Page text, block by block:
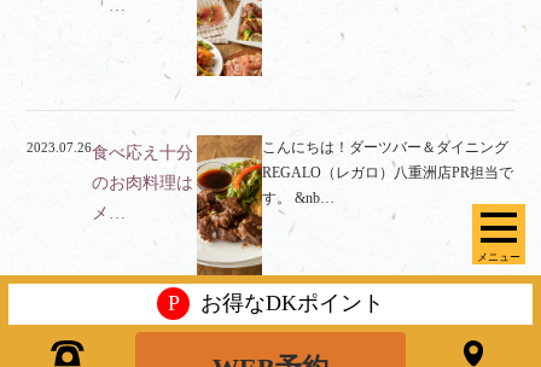
メニュー
「…
2023.07.26食べ応え十分
のお肉料理は
メ…
こんにちは！ダーツバー＆ダイニング
REGALO（レガロ）八重洲店PR担当で
す。 &nb…
2023.07.19 こんにちは！ダーツバー＆ダイニング
P お得なDKポイント